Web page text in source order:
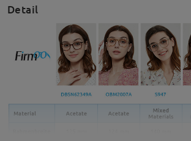
Detail